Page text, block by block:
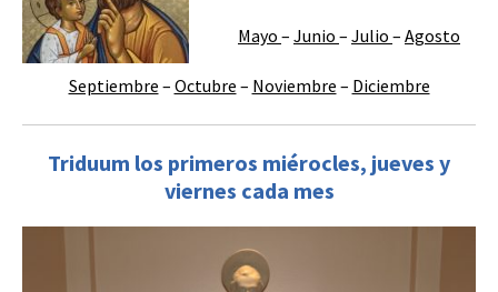
Mayo – Junio – Julio – Agosto
Septiembre – Octubre – Noviembre – Diciembre
Triduum los primeros miérocles, jueves y
viernes cada mes